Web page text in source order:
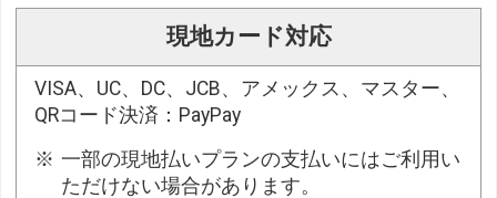
現地カード対応
VISA、UC、DC、JCB、アメックス、マスター、
QRコード決済：PayPay
一部の現地払いプランの支払いにはご利用い
ただけない場合があります。